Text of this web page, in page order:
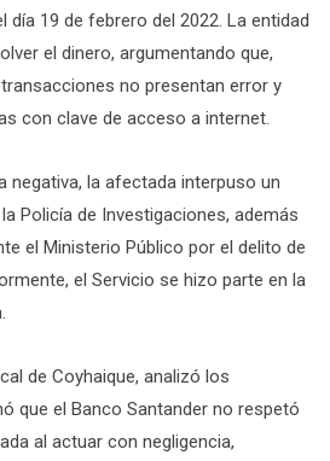
día 19 de febrero del 2022. La entidad
el dinero, argumentando que,
no presentan error y
con clave de acceso a internet.
negativa, la afectada interpuso un
Policía de Investigaciones, además
el Ministerio Público por el delito de
el Servicio se hizo parte en la
de Coyhaique, analizó los
que el Banco Santander no respetó
al actuar con negligencia,